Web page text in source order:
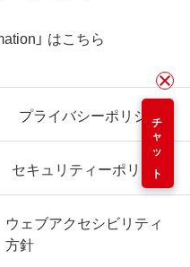
チャット
」 はこちら
プライバシーポリシー
セキュリティーポリシー
ウェブアクセシビリティ
方針